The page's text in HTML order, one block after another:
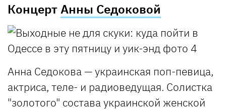
КонцертАнны Седоковой
Анна Седокова — украинская поп-певица,
актриса, теле- и радиоведущая. Солистка
"золотого" состава украинской женской